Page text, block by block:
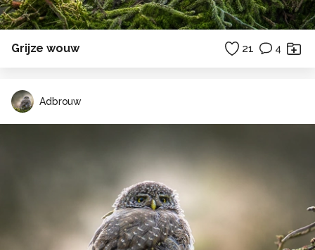
Grijze wouw 21 4
Adbrouw